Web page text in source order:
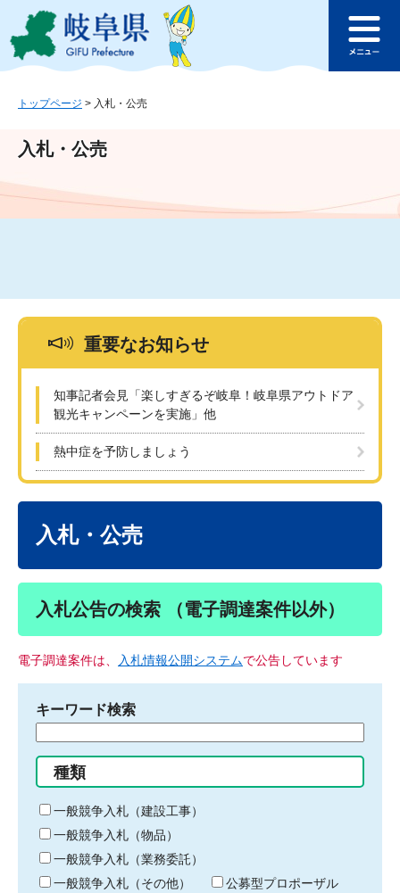
ジ
ュ
文
このページの本文へ
ュ
トップページ > 入札・公売
入札・公売
重要なお知らせ
知事記者会見「楽しすぎるぞ岐阜！岐阜県アウトドア
観光キャンペーンを実施」他
熱中症を予防しましょう
入札・公売
入札公告の検索 （電子調達案件以外）
電子調達案件は、 入札情報公開システムで公告しています
キーワード検索
る
キ
ー
ワ
ー
ド
種類
一般競争入札（建設工事）
一般競争入札（物品）
一般競争入札（業務委託）
一般競争入札（その他）
公募型プロポーザル